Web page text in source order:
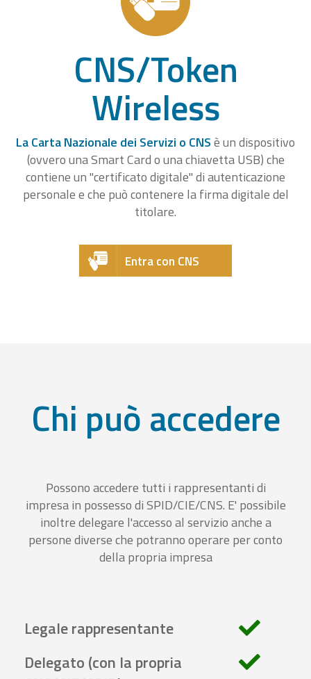
CNS/Token
Wireless
La Carta Nazionale dei Servizi o CNSè un dispositivo
(ovvero una Smart Card o una chiavetta USB) che
contiene un "certificato digitale" di autenticazione
personale e che può contenere la firma digitale del
titolare.
Entra con CNS
Chi può accedere
Possono accedere tutti i rappresentanti di
impresa in possesso di SPID/CIE/CNS. E' possibile
inoltre delegare l'accesso al servizio anche a
persone diverse che potranno operare per conto
della propria impresa
Legale rappresentante
Delegato (con la propria